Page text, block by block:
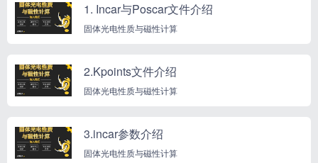
1. Incar与Poscar文件介绍
固体光电性质与磁性计算
2.Kpoints文件介绍
固体光电性质与磁性计算
3.incar参数介绍
固体光电性质与磁性计算